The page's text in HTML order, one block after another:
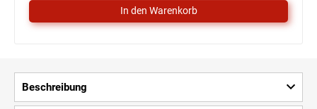
Beschreibung